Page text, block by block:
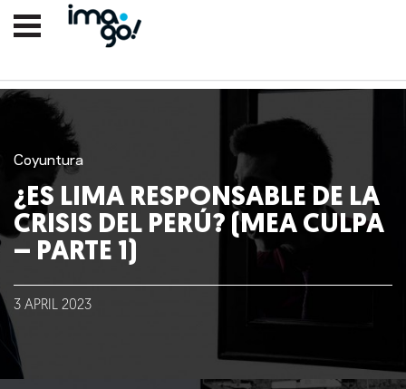
Coyuntura
¿ES LIMA RESPONSABLE DE LA
CRISIS DEL PERÚ? (MEA CULPA
– PARTE 1)
3 APRIL 2023